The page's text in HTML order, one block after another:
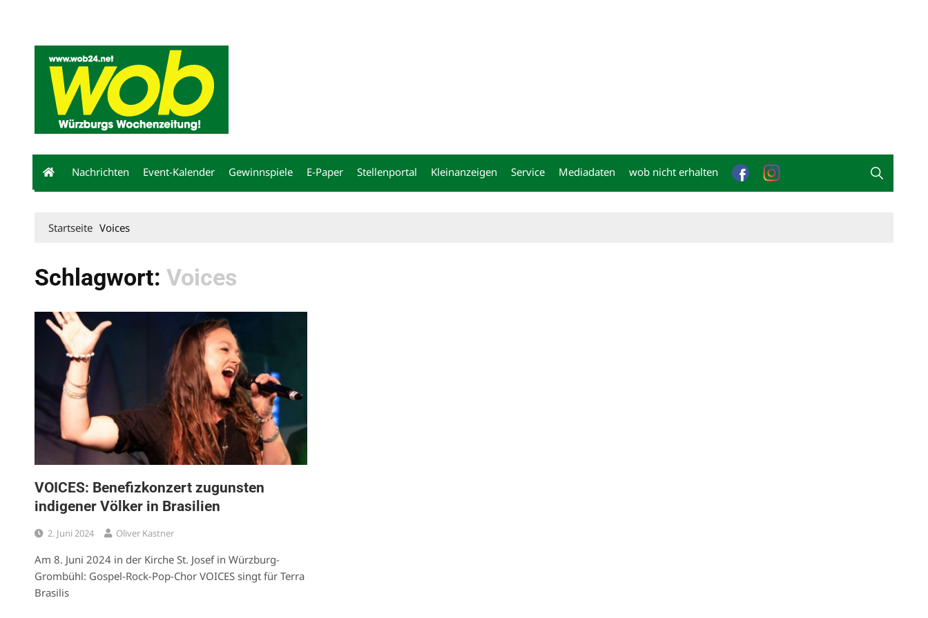
Nachrichten Event-Kalender Gewinnspiele E-Paper Stellenportal Kleinanzeigen Service Mediadaten wob nicht erhalten
Startseite Voices
Schlagwort: Voices
VOICES: Benefizkonzert zugunsten
indigener Völker in Brasilien
2. Juni 2024 Oliver Kastner
Am 8. Juni 2024 in der Kirche St. Josef in Würzburg-
Grombühl: Gospel-Rock-Pop-Chor VOICES singt für Terra
Brasilis